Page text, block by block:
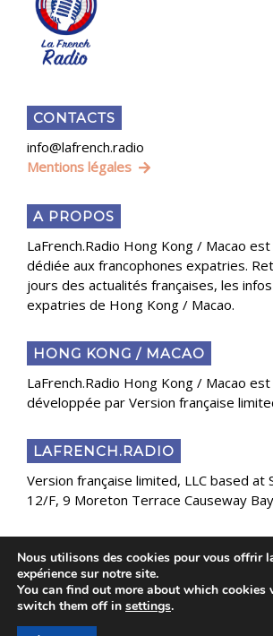
CONTACTS
info@lafrench.radio
Mentions légales
A PROPOS
LaFrench.Radio Hong Kong / Macao
dédiée aux francophones expatries.
jours des actualités françaises, les
expatries de Hong Kong / Macao.
HONG KONG / MACAO
LaFrench.Radio Hong Kong / Macao
développée par Version française
LAFRENCH.RADIO
Version française limited, LLC based at
12/F, 9 Moreton Terrace Causeway
Copyright 2025 Presse Généraliste
l’Étranger
Nous utilisons des cookies pour vous offrir
expérience sur notre site.
You can find out more about which cookies
switch them off in settings.